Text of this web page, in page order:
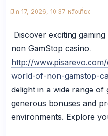
มี.ค 17, 2026, 10:37 หลังเที่ยง
Discover exciting
non GamStop casino,
http://
world-of-non-gamstop-
delight in a wide range of
generous bonuses and
environments. Explore